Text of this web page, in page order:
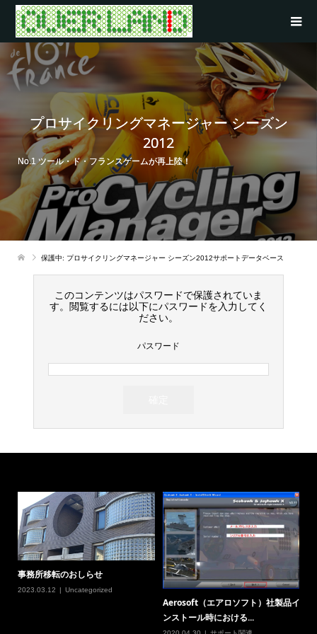
プロサイクリングマネージャー シーズン
2012
No.1 ツール・ド・フランスゲームが再上陸！
保護中: プロサイクリングマネージャー シーズン2012サポートデータベース
このコンテンツはパスワードで保護されていま
す。閲覧するには以下にパスワードを入力してく
ださい。
パスワード
事務所移転のおしらせ
2023.03.12 Uncategorized
Aerosoft（エアロソフト）社製品イ
ンストール時における...